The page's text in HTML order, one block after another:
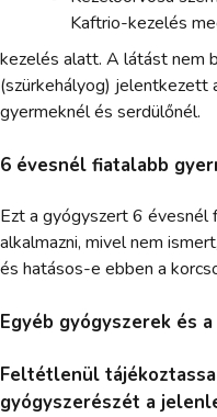
Kaftrio-kezelés
kezelés alatt. A látást nem
(szürkehályog) jelentkezett
gyermeknél és serdülőnél.
6 évesnél fiatalabb
Ezt a gyógyszert 6
alkalmazni, mivel nem
és hatásos-e ebben a
Egyéb gyógyszerek és
Feltétlenül
gyógyszerészét a